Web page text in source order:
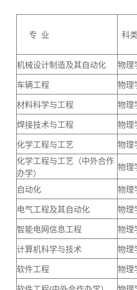
专 业 科
机械设计制造及其自动化 物理
车辆工程 物理
材料科学与工程 物理
焊接技术与工程 物理
化学工程与工艺
物理
化学工程与工艺（中外合作
办学）
物理
自动化 物理
电气工程及其自动化 物理
智能电网信息工程 物理
计算机科学与技术 物理
软件工程 物理